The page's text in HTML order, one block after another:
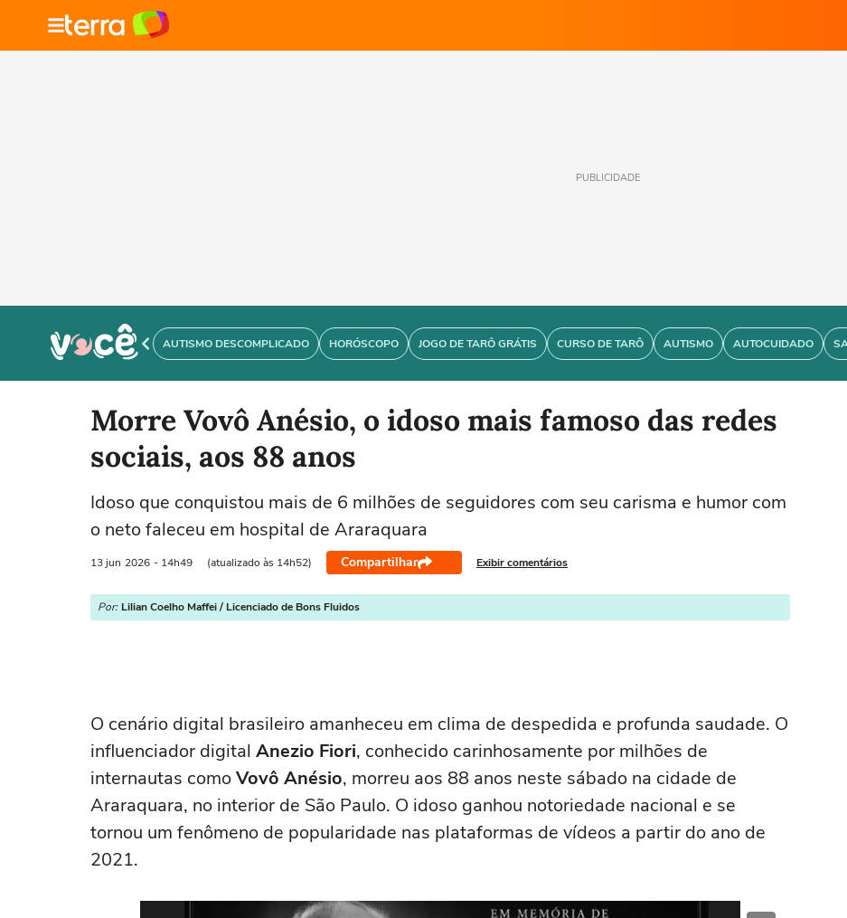
PUBLICIDADE
AUTISMO DESCOMPLICADO HORÓSCOPO JOGO DE TARÔ GRÁTIS CURSO DE TARÔ AUTISMO AUTOCUIDADO
Morre Vovô Anésio, o idoso mais famoso das redes
sociais, aos 88 anos
Idoso que conquistou mais de 6 milhões de seguidores com seu carisma e humor com
o neto faleceu em hospital de Araraquara
13 jun 2026 - 14h49 (atualizado às 14h52) Compartilhar Exibir comentários
Por: Lilian Coelho Maffei / Licenciado de Bons Fluidos
O cenário digital brasileiro amanheceu em clima de despedida e profunda saudade. O
influenciador digital Anezio Fiori, conhecido carinhosamente por milhões de
internautas comoVovô Anésio, morreu aos 88 anos neste sábado na cidade de
Araraquara, no interior de São Paulo. O idoso ganhou notoriedade nacional e se
tornou um fenômeno de popularidade nas plataformas de vídeos a partir do ano de
2021.